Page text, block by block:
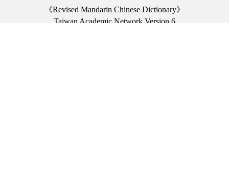
《Revised Mandarin Chinese Dictionary》
Taiwan Academic Network Version 6